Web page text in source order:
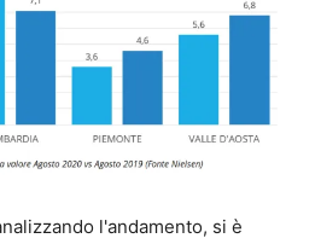
l'andamento, si è